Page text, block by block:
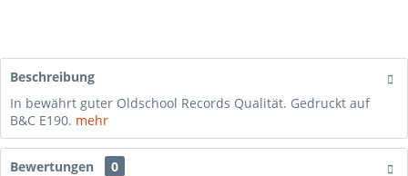
Beschreibung
In bewährt guter Oldschool Records Qualität. Gedruckt auf
B&C E190. mehr
Bewertungen
0